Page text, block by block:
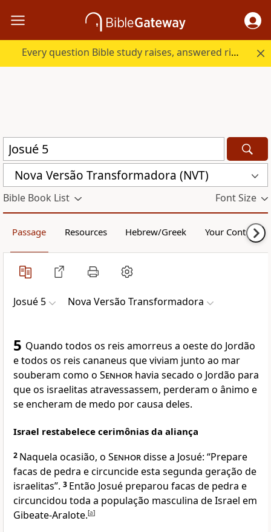
Every question Bible study raises, answered right here.
Nova Versão Transformadora (NVT)
Bible Book List Font Size
Passage Resources Hebrew/Greek Your Content
Josué 5 Nova Versão Transformadora
5 Quando todos os reis amorreus a oeste do Jordão
e todos os reis cananeus que viviam junto ao mar
souberam como o Senhor havia secado o Jordão para
que os israelitas atravessassem, perderam o ânimo e
se encheram de medo por causa deles.
Israel restabelece cerimônias da aliança
2 Naquela ocasião, o Senhordisse a Josué: “Prepare
facas de pedra e circuncide esta segunda geração de
israelitas”. 3 Então Josué preparou facas de pedra e
circuncidou toda a população masculina de Israel em
Gibeate-Aralote.[a]